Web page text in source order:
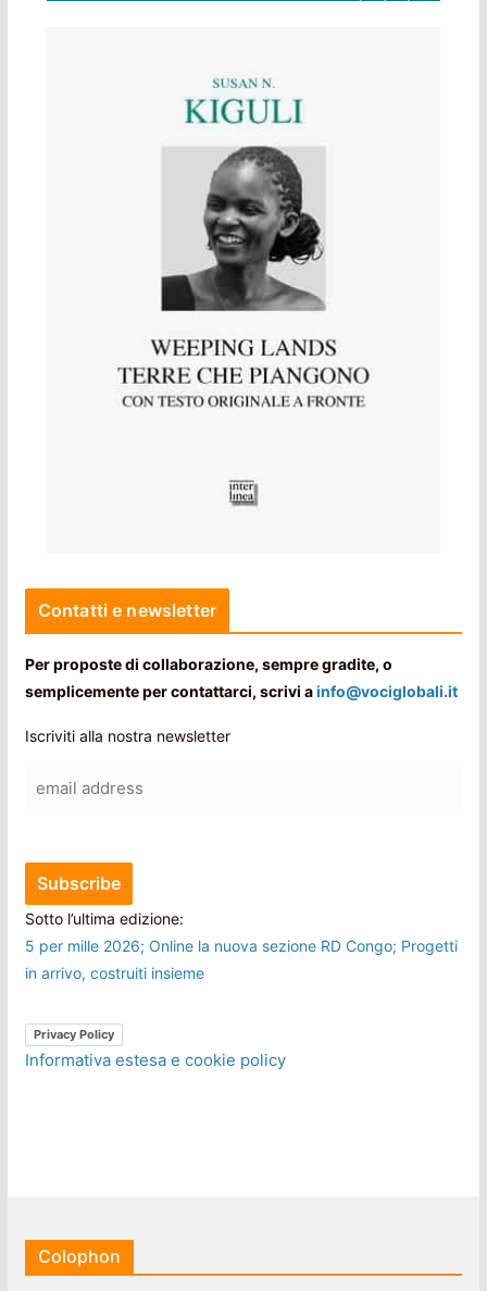
Contatti e newsletter
Per proposte di collaborazione, sempre gradite, o
semplicemente per contattarci, scrivi ainfo@vociglobali.it
Iscriviti alla nostra newsletter
Sotto l’ultima edizione:
5 per mille 2026; Online la nuova sezione RD Congo; Progetti
in arrivo, costruiti insieme
Privacy Policy
Informativa estesa e cookie policy
Colophon